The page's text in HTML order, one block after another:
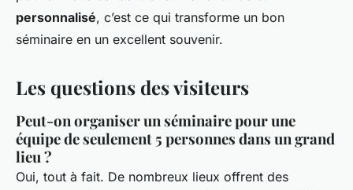
personnalisé, c’est ce qui transforme un bon
séminaire en un excellent souvenir.
Les questions des visiteurs
Peut-on organiser un séminaire pour une
équipe de seulement 5 personnes dans un grand
lieu ?
Oui, tout à fait. De nombreux lieux offrent des